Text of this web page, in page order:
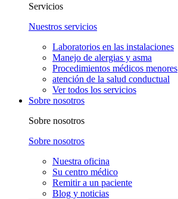
Servicios
Nuestros servicios
Laboratorios en las instalaciones
Manejo de alergias y asma
Procedimientos médicos menores
atención de la salud conductual
Ver todos los servicios
Sobre nosotros
Sobre nosotros
Sobre nosotros
Nuestra oficina
Su centro médico
Remitir a un paciente
Blog y noticias